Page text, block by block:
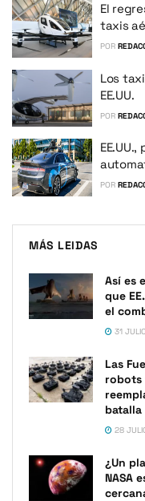
El
taxis
POR
Los
EE.UU.
POR
POR
MÁS LEIDAS
Así es
que
el
31
Las
robots
28
¿Un
NASA